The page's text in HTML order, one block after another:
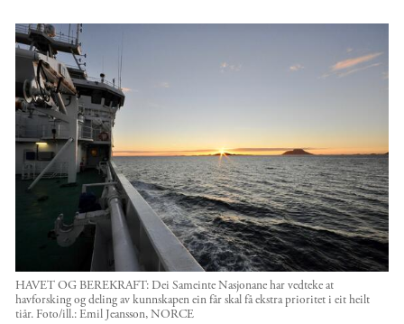
HAVET OG BEREKRAFT: Dei Sameinte Nasjonane har vedteke at
havforsking og deling av kunnskapen ein får skal få ekstra prioritet i eit heilt
tiår. Foto/ill.:Emil Jeansson, NORCE